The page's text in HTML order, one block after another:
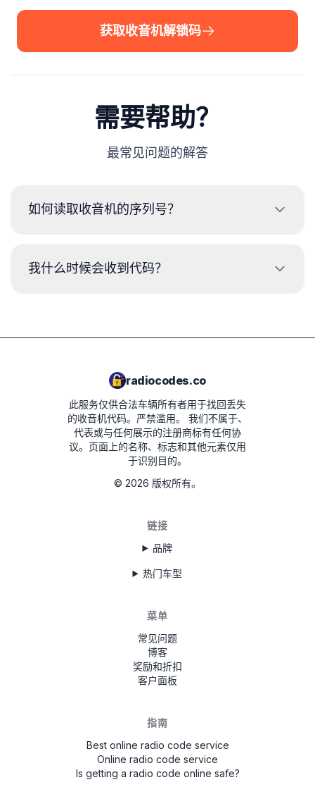
获取收音机解锁码
需要帮助？
最常见问题的解答
如何读取收音机的序列号？
标签上的代码。通常，序列号位于条形码的上方或下方。示
我什么时候会收到代码？
radiocodes.co
此服务仅供合法车辆所有者用于找回丢失
的收音机代码。严禁滥用。
我们不属于、
代表或与任何展示的注册商标有任何协
议。页面上的名称、标志和其他元素仅用
于识别目的。
© 2026 版权所有。
链接
品牌
热门车型
菜单
常见问题
博客
奖励和折扣
客户面板
指南
Best online radio code service
Online radio code service
Is getting a radio code online safe?